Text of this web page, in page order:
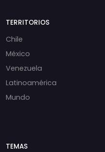
TERRITORIOS
Chile
México
Venezuela
Latinoamérica
Mundo
TEMAS